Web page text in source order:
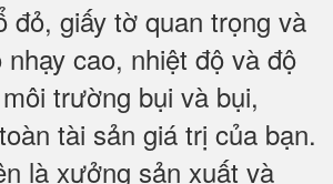
đỏ, giấy tờ quan trọng và
cao, nhiệt độ và độ
trường bụi và bụi,
tài sản giá trị của bạn.
là xưởng sản xuất và